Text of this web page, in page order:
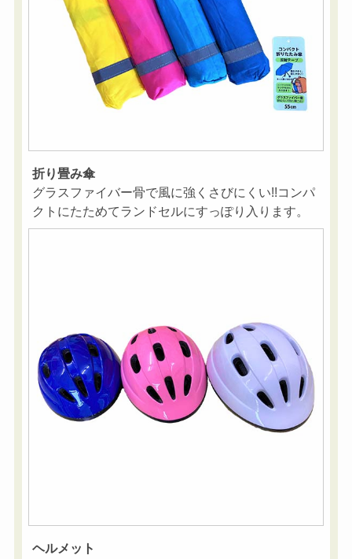
折り畳み傘
グラスファイバー骨で風に強くさびにくい!!コンパ
クトにたためてランドセルにすっぽり入ります。
ヘルメット